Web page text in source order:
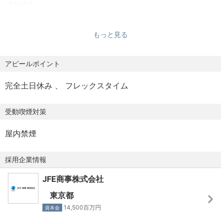
中部地区での営業を通じて、自身が提案した商材が社会を
■脱炭素化という社会課題に、EVや再エネの根幹素材を供
給することで直接貢献できます。
■技術知識と商社の商務能力を兼ね備えた、市場価値の高
【求める人物】
・助け合い、チームプレーができる方
もっと見る
アピールポイント
完全土日休み フレックスタイム
受動喫煙対策
屋内禁煙
採用企業情報
JFE商事株式会社
東京都
資本金 14,500百万円